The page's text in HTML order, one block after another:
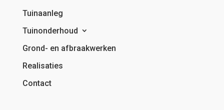
Tuinaanleg
Tuinonderhoud
Grond- en afbraakwerken
Realisaties
Contact